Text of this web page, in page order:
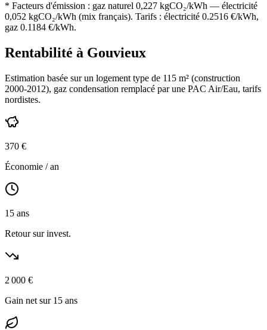
* Facteurs d'émission : gaz naturel 0,227 kgCO₂/kWh — électricité
0,052 kgCO₂/kWh (mix français). Tarifs : électricité 0.2516 €/kWh,
gaz 0.1184 €/kWh.
Rentabilité à Gouvieux
Estimation basée sur un logement type de 115 m² (construction
2000-2012), gaz condensation remplacé par une PAC Air/Eau, tarifs
nordistes.
370 €
Économie / an
15 ans
Retour sur invest.
2 000 €
Gain net sur 15 ans